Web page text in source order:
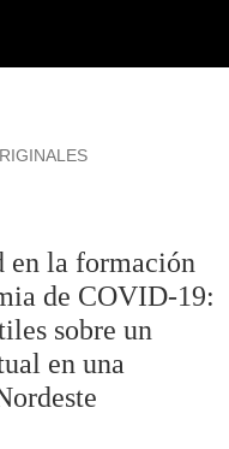
en la formación
de COVID-19:
sobre un
en una